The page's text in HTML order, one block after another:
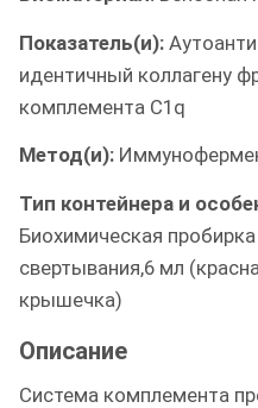
Показатель(и):
идентичный коллагену
комплемента С1q
Метод(и):
Тип контейнера и
Биохимическая
свертывания,6 мл
крышечка)
Описание
Система комплемента